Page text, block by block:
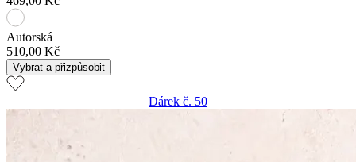
Autorská
510,00 Kč
Vybrat a přizpůsobit
Dárek č. 50